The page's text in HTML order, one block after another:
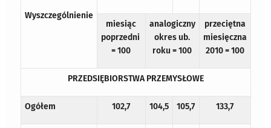
Wyszczególnienie
miesiąc
poprzedni
= 100
analogiczny
okres ub.
roku = 100
przeciętna
miesięczna
2010 = 100
PRZEDSIĘBIORSTWA PRZEMYSŁOWE
Ogółem 102,7 104,5 105,7 133,7